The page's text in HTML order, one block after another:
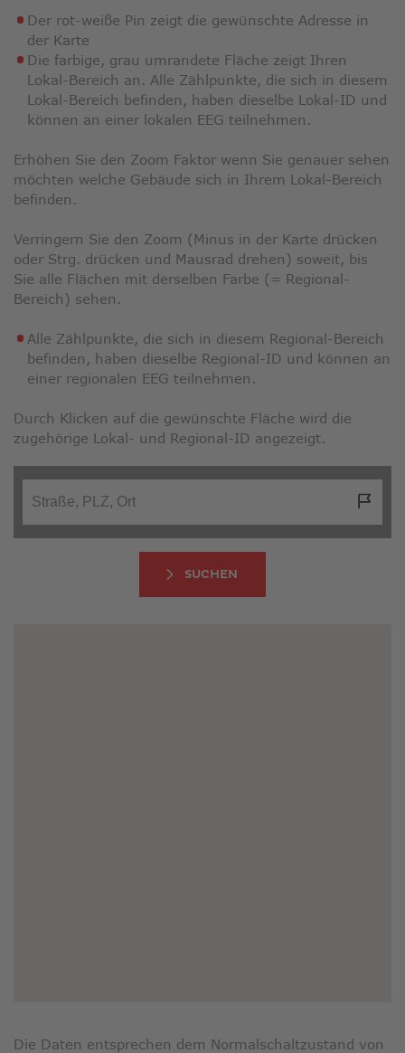
Der rot-weiße Pin zeigt die gewünschte Adresse in
der Karte
Die farbige, grau umrandete Fläche zeigt Ihren
Lokal-Bereich an. Alle Zählpunkte, die sich in diesem
Lokal-Bereich befinden, haben dieselbe Lokal-ID und
können an einer lokalen EEG teilnehmen.
Erhöhen Sie den Zoom Faktor wenn Sie genauer sehen
möchten welche Gebäude sich in Ihrem Lokal-Bereich
befinden.
Verringern Sie den Zoom (Minus in der Karte drücken
oder Strg. drücken und Mausrad drehen) soweit, bis
Sie alle Flächen mit derselben Farbe (= Regional-
Bereich) sehen.
Alle Zählpunkte, die sich in diesem Regional-Bereich
befinden, haben dieselbe Regional-ID und können an
einer regionalen EEG teilnehmen.
Durch Klicken auf die gewünschte Fläche wird die
zugehörige Lokal- und Regional-ID angezeigt.
SUCHEN
Die Daten entsprechen dem Normalschaltzustand von